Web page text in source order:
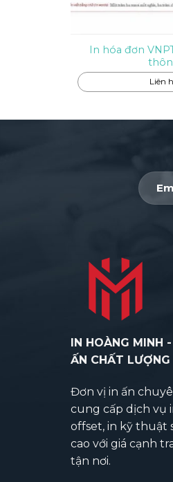
In hóa đơn
Liên
IN HOÀNG MINH
ẤN CHẤT LƯỢNG
Đơn vị in ấn
cung cấp dịch vụ
offset, in kỹ thuật
cao với giá cạnh
tận nơi.